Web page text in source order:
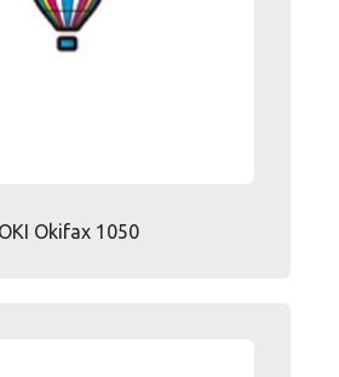
OKI Okifax 1050